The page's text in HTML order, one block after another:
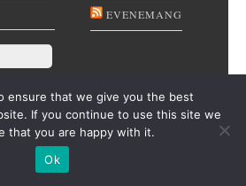
EVENEMANG
ensure that we give you the best
If you continue to use this site we
that you are happy with it.
Ok